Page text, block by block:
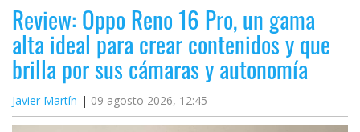
Review: Oppo Reno 16 Pro, un gama
alta ideal para crear contenidos y que
brilla por sus cámaras y autonomía
Javier Martín 09 agosto 2026, 12:45